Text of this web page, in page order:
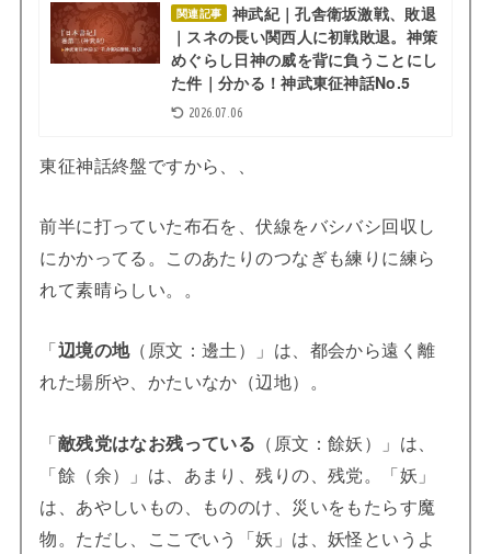
関連記事
神武紀｜孔舎衛坂激戦、敗退
｜スネの長い関西人に初戦敗退。神策
めぐらし日神の威を背に負うことにし
た件｜分かる！神武東征神話No.5
2026.07.06
東征神話終盤ですから、、
前半に打っていた布石を、伏線をバシバシ回収し
にかかってる。このあたりのつなぎも練りに練ら
れて素晴らしい。。
「辺境の地（原文：邊土）」は、都会から遠く離
れた場所や、かたいなか（辺地）。
「敵残党はなお残っている （原文：餘妖）」は、
「餘（余）」は、あまり、残りの、残党。「妖」
は、あやしいもの、もののけ、災いをもたらす魔
物。ただし、ここでいう「妖」は、妖怪というよ